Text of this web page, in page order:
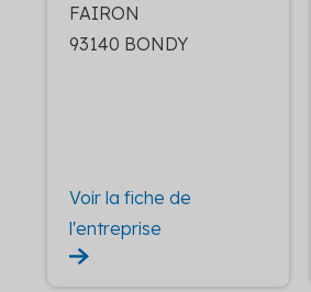
FAIRON
93140 BONDY
Voir la fiche de
l'entreprise